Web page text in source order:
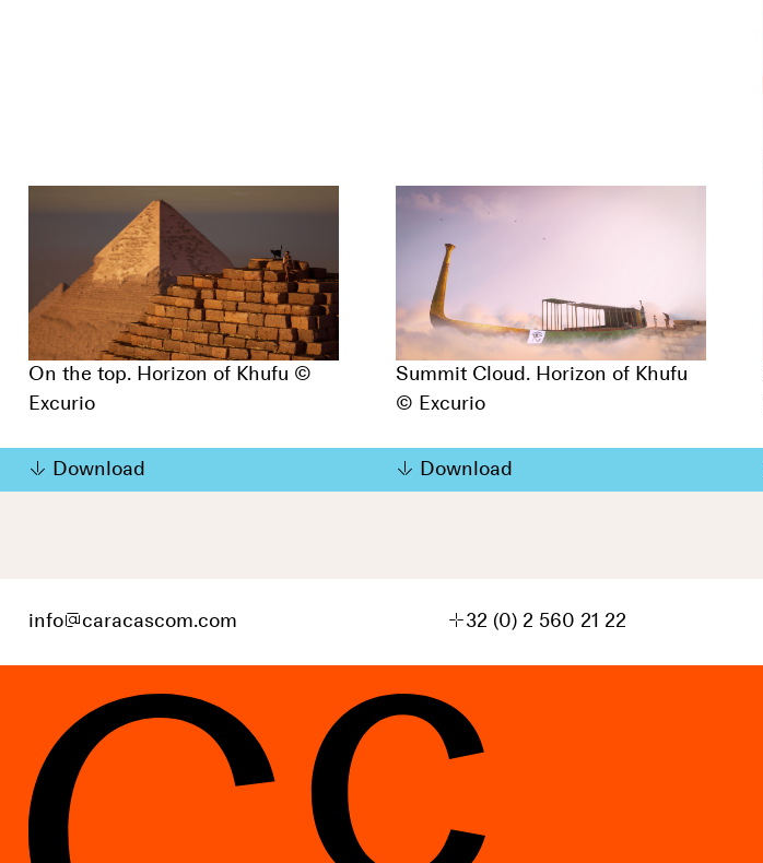
On the top. Horizon of Khufu ©
Excurio
Download
Summit Cloud. Horizon of Khufu
© Excurio
Download
info@caracascom.com +32 (0) 2 560 21 22